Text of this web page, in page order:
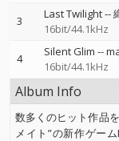
3 Last Twilight--
16bit/44.1kHz
4 Silent Glim --
16bit/44.1kHz
Album Info
数多くのヒット作品
メイト”の新作ゲー